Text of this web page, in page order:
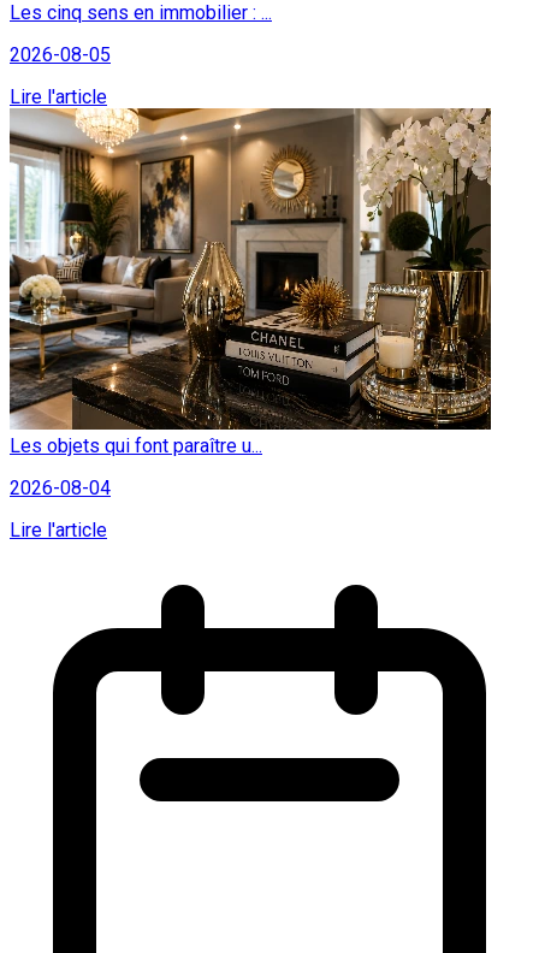
Les cinq sens en immobilier : ...
2026-08-05
Lire l'article
Les objets qui font paraître u...
2026-08-04
Lire l'article